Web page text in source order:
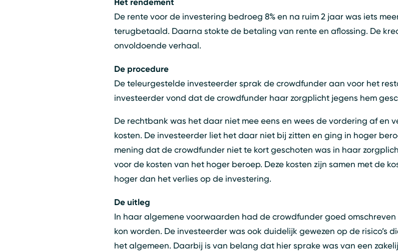
De rente voor de investering bedroeg 8% en na ruim 2 jaar was iets
terugbetaald. Daarna stokte de betaling van rente en aflossing. De
onvoldoende verhaal.
De procedure
De teleurgestelde investeerder sprak de crowdfunder aan voor het
investeerder vond dat de crowdfunder haar zorgplicht jegens hem
De rechtbank was het daar niet mee eens en wees de vordering af en
kosten. De investeerder liet het daar niet bij zitten en ging in hoger
mening dat de crowdfunder niet te kort geschoten was in haar
voor de kosten van het hoger beroep. Deze kosten zijn samen met de
hoger dan het verlies op de investering.
De uitleg
In haar algemene voorwaarden had de crowdfunder goed
kon worden. De investeerder was ook duidelijk gewezen op de risico’s
het algemeen. Daarbij is van belang dat hier sprake was van een